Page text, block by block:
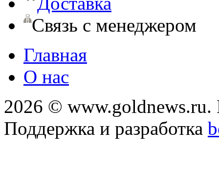
Связь с менеджером
Главная
О нас
2026 ©
Поддержка и разработка